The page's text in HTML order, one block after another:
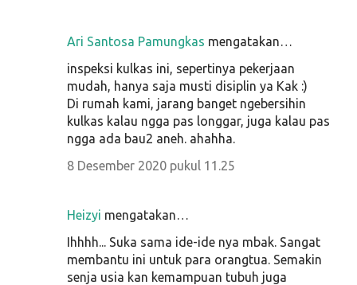
Ari Santosa Pamungkas mengatakan…
inspeksi kulkas ini, sepertinya pekerjaan
mudah, hanya saja musti disiplin ya Kak :)
Di rumah kami, jarang banget ngebersihin
kulkas kalau ngga pas longgar, juga kalau pas
ngga ada bau2 aneh. ahahha.
8 Desember 2020 pukul 11.25
Heizyi mengatakan…
Ihhhh... Suka sama ide-ide nya mbak. Sangat
membantu ini untuk para orangtua. Semakin
senja usia kan kemampuan tubuh juga